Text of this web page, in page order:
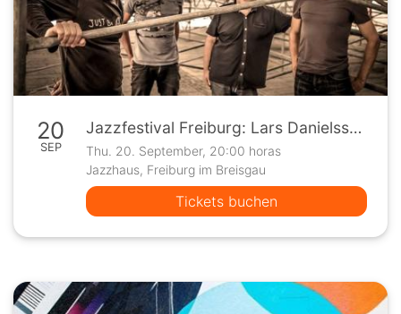
20
SEP
Jazzfestival Freiburg: Lars Danielsson Quartet
Thu. 20. September, 20:00 horas
Jazzhaus, Freiburg im Breisgau
Tickets buchen